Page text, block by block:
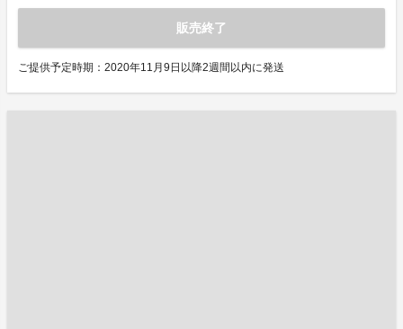
販売終了
ご提供予定時期：2020年11月9日以降2週間以内に発送